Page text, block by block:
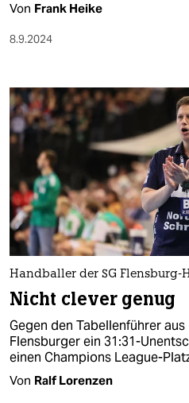
Von Frank Heike
8.9.2024
Handballer der SG Flensburg-
Nicht clever genug
Gegen den Tabellenführer
Flensburger ein 31:31-
einen Champions League-
Von Ralf Lorenzen